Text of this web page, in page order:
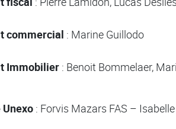
commercial : Marine Guillodo
Immobilier : Benoit Bommelaer,
Unexo : Forvis Mazars FAS –